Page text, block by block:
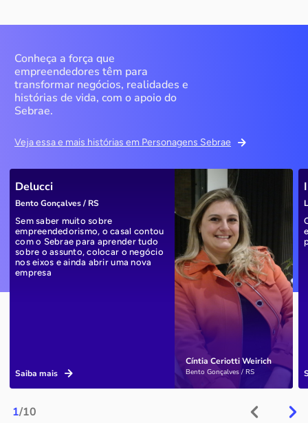
Conheça a força que
empreendedores têm para
transformar negócios, realidades e
histórias de vida, com o apoio do
Sebrae.
Veja essa e mais histórias em Personagens Sebrae
1/10
Cíntia Ceriotti Weirich
Bento Gonçalves / RS
Delucci
Bento Gonçalves / RS
Sem saber muito sobre
empreendedorismo, o casal contou
com o Sebrae para aprender tudo
sobre o assunto, colocar o negócio
nos eixos e ainda abrir uma nova
empresa
Saiba mais